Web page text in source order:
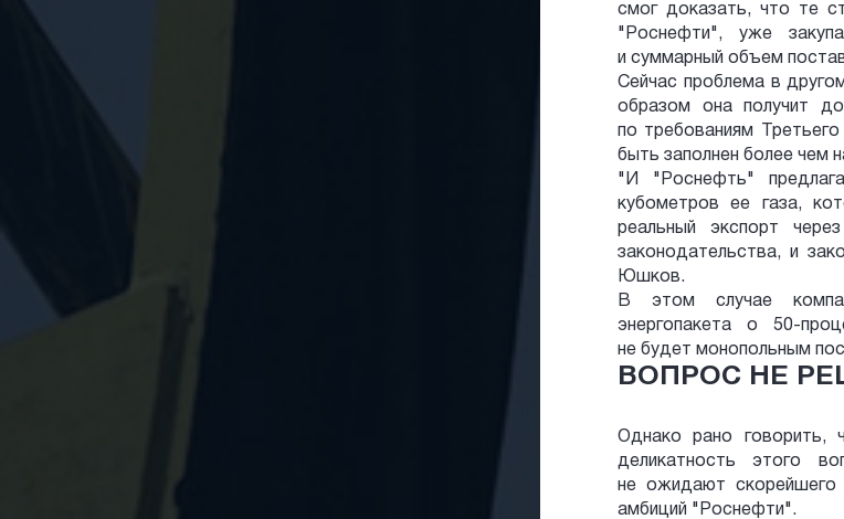
смог доказать, что те
"Роснефти", уже
и суммарный объем
Сейчас проблема в
образом она получит
по требованиям
быть заполнен более чем
"И "Роснефть"
кубометров ее газа,
реальный экспорт
законодательства, и
Юшков.
В этом случае
энергопакета о 50-
не будет монопольным
ВОПРОС НЕ
Однако рано говорить,
деликатность этого
не ожидают скорейшего
амбиций "Роснефти".